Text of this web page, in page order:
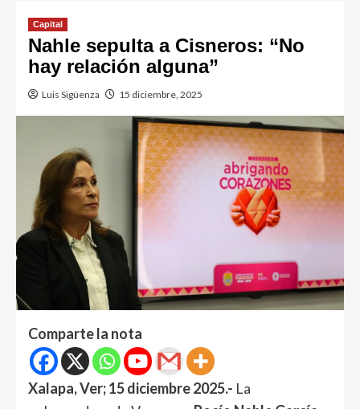
Capital
Nahle sepulta a Cisneros: “No
hay relación alguna”
Luis Sigüenza 15 diciembre, 2025
Comparte la nota
Xalapa, Ver; 15 diciembre 2025.- La